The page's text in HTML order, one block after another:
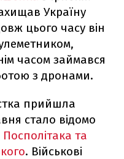
Україну
цього часу він
часом займався
з дронами.
прийшла
стало відомо
та
. Військові